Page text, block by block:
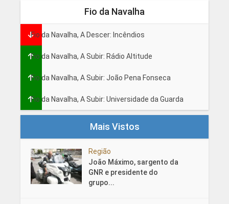
Fio da Navalha
Fio da Navalha, A Descer: Incêndios
Fio da Navalha, A Subir: Rádio Altitude
Fio da Navalha, A Subir: João Pena Fonseca
Fio da Navalha, A Subir: Universidade da Guarda
Mais Vistos
Região
João Máximo, sargento da
GNR e presidente do
grupo...